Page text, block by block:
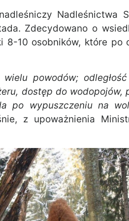
Nadleśnictwa
Zdecydowano o
8-10 osobników, które po
powodów;
dostęp do wodopojów,
po wypuszczeniu na
z upoważnienia